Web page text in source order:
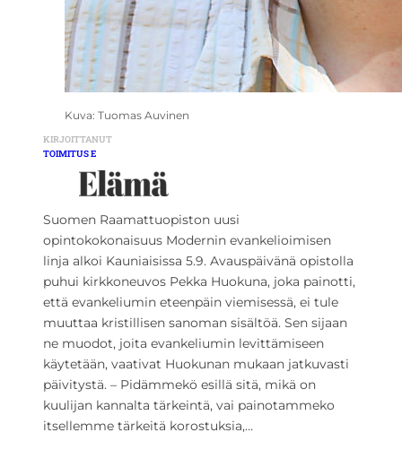
Kuva: Tuomas Auvinen
KIRJOITTANUT
TOIMITUS E
Suomen Raamattuopiston uusi
opintokokonaisuus Modernin evankelioimisen
linja alkoi Kauniaisissa 5.9. Avauspäivänä opistolla
puhui kirkkoneuvos Pekka Huokuna, joka painotti,
että evankeliumin eteenpäin viemisessä, ei tule
muuttaa kristillisen sanoman sisältöä. Sen sijaan
ne muodot, joita evankeliumin levittämiseen
käytetään, vaativat Huokunan mukaan jatkuvasti
päivitystä. – Pidämmekö esillä sitä, mikä on
kuulijan kannalta tärkeintä, vai painotammeko
itsellemme tärkeitä korostuksia,…